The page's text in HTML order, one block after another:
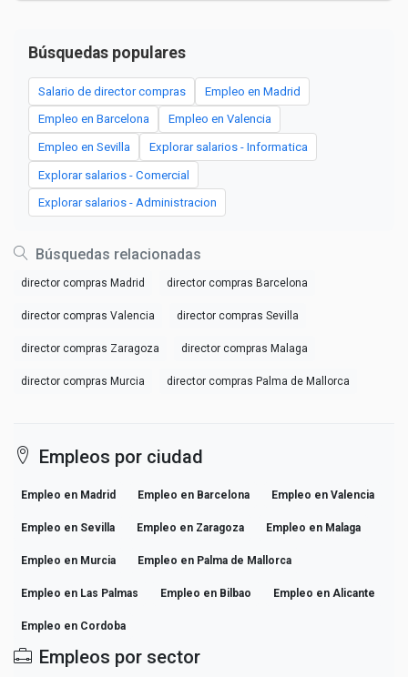
Búsquedas populares
Salario de director compras Empleo en Madrid
Empleo en Barcelona Empleo en Valencia
Empleo en Sevilla Explorar salarios - Informatica
Explorar salarios - Comercial
Explorar salarios - Administracion
Búsquedas relacionadas
director compras Madrid director compras Barcelona
director compras Valencia director compras Sevilla
director compras Zaragoza director compras Malaga
director compras Murcia director compras Palma de Mallorca
Empleos por ciudad
Empleo en Madrid Empleo en Barcelona Empleo en Valencia
Empleo en Sevilla Empleo en Zaragoza Empleo en Malaga
Empleo en Murcia Empleo en Palma de Mallorca
Empleo en Las Palmas Empleo en Bilbao Empleo en Alicante
Empleo en Cordoba
Empleos por sector